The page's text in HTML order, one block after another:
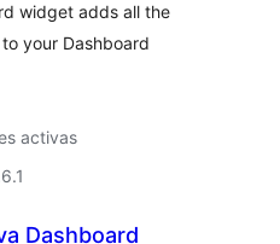
widget adds all the
your Dashboard
activas
Dashboard